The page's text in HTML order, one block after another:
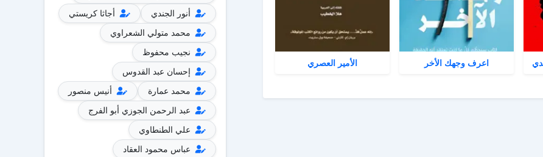
اعرف وجهك الأخر الأمير العصري
أنور الجندي
أجاثا كريستي
محمد متولي الشعراوي
نجيب محفوظ
إحسان عبد القدوس
محمد عمارة
أنيس منصور
عبد الرحمن الجوزي أبو الفرج
علي الطنطاوي
عباس محمود العقاد